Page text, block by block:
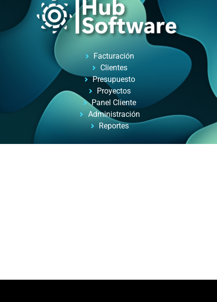
Facturación
Clientes
Presupuesto
Proyectos
Panel Cliente
Administración
Reportes